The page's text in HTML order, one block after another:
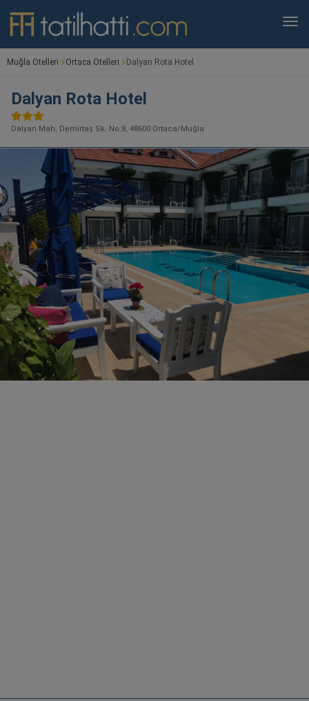
Muğla Otelleri Ortaca Otelleri Dalyan Rota Hotel
Dalyan Rota Hotel
Dalyan Mah, Demirtaş Sk. No:8, 48600 Ortaca/Muğla